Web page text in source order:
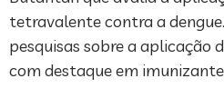
tetravalente contra a
pesquisas sobre a aplicação
com destaque em